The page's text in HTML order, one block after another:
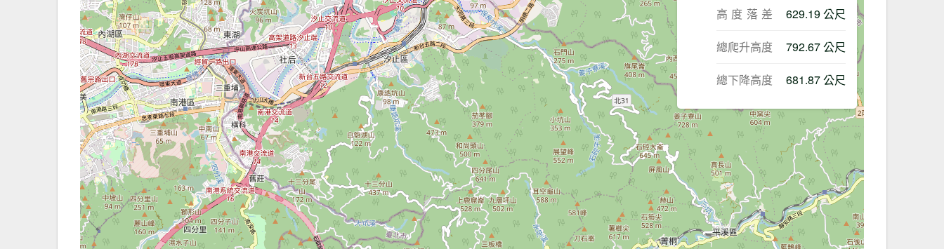
高度落差 629.19 公尺
總爬升高度 792.67 公尺
總下降高度 681.87 公尺